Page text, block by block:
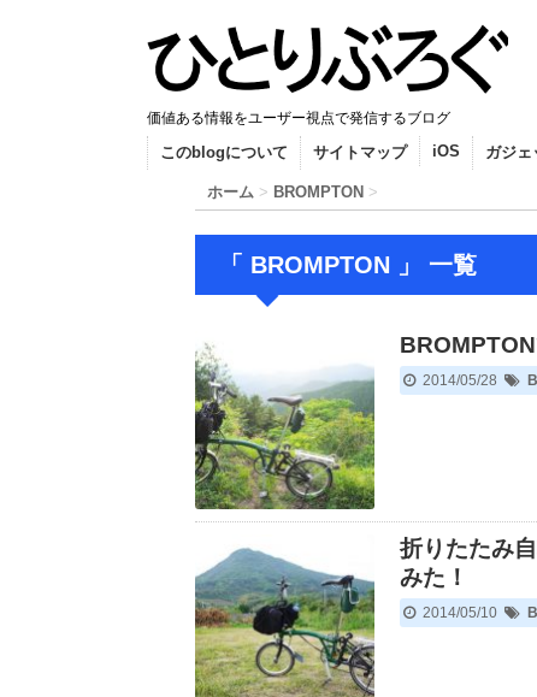
価値ある情報をユーザー視点で発信するブログ
このblogについて サイトマップ iOS ガジェ
ホーム > BROMPTON >
「 BROMPTON 」 一覧
2014/05/28
折りたたみ
みた！
2014/05/10